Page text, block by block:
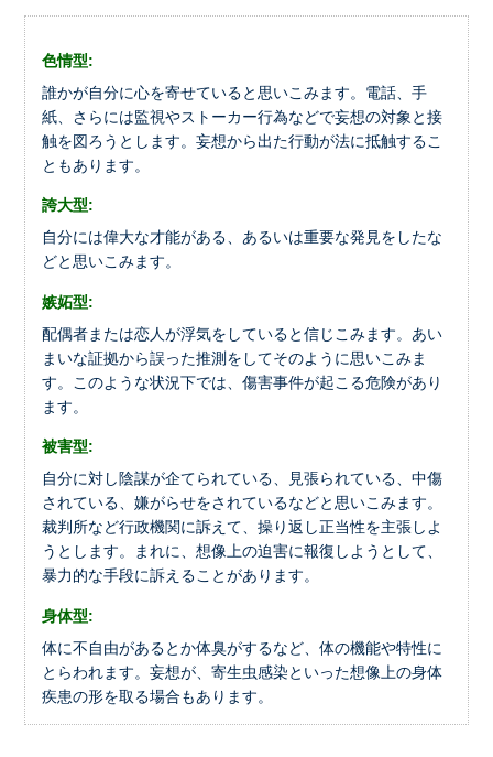
色情型:
誰かが自分に心を寄せていると思いこみます。電話、手
紙、さらには監視やストーカー行為などで妄想の対象と接
触を図ろうとします。妄想から出た行動が法に抵触するこ
ともあります。
誇大型:
自分には偉大な才能がある、あるいは重要な発見をしたな
どと思いこみます。
嫉妬型:
配偶者または恋人が浮気をしていると信じこみます。あい
まいな証拠から誤った推測をしてそのように思いこみま
す。このような状況下では、傷害事件が起こる危険があり
ます。
被害型:
自分に対し陰謀が企てられている、見張られている、中傷
されている、嫌がらせをされているなどと思いこみます。
裁判所など行政機関に訴えて、操り返し正当性を主張しよ
うとします。まれに、想像上の迫害に報復しようとして、
暴力的な手段に訴えることがあります。
身体型:
体に不自由があるとか体臭がするなど、体の機能や特性に
とらわれます。妄想が、寄生虫感染といった想像上の身体
疾患の形を取る場合もあります。